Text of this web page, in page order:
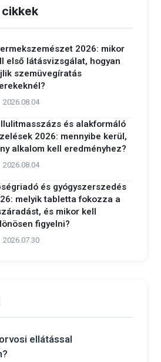
2026: mikor
első látásvizsgálat, hogyan
szemüvegíratás
2026.08.04
és alakformáló
2026: mennyibe kerül,
alkalom kell eredményhez?
2026.08.04
és gyógyszerszedés
melyik tabletta fokozza a
és mikor kell
figyelni?
2026.07.30
ellátással